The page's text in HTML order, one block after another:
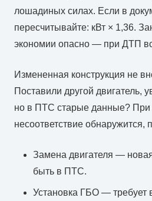
лошадиных силах. Если в
пересчитывайте: кВт × 1,36.
экономии опасно — при ДТП
Измененная конструкция не
Поставили другой двигатель,
но в ПТС старые данные? При
несоответствие обнаружится,
Замена двигателя —
быть в ПТС.
Установка ГБО — требует